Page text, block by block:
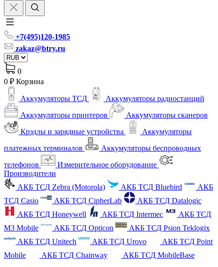
+7(495)120-1985
zakaz@btry.ru
0
0 ₽ Корзина
Аккумуляторы ТСД
Аккумуляторы радиостанций
Аккумуляторы принтеров
Аккумуляторы сканеров
Крэдлы и зарядные устройства
Аккумуляторы
платежных терминалов
Аккумуляторы беспроводных
телефонов
Измерительное оборудование
Производители
АКБ ТСД Zebra (Motorola)
АКБ ТСД Bluebird
АКБ
ТСД Casio
АКБ ТСД CipherLab
АКБ ТСД Datalogic
АКБ ТСД Honeywell
АКБ ТСД Intermec
АКБ ТСД
M3 Mobile
АКБ ТСД Opticon
АКБ ТСД Psion Teklogix
АКБ ТСД Unitech
АКБ ТСД Urovo
АКБ ТСД Point
Mobile
АКБ ТСД Chainway
АКБ ТСД MobileBase